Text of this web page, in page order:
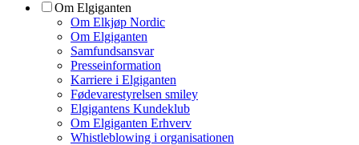
Om Elgiganten
Om Elkjøp Nordic
Om Elgiganten
Samfundsansvar
Presseinformation
Karriere i Elgiganten
Fødevarestyrelsen smiley
Elgigantens Kundeklub
Om Elgiganten Erhverv
Whistleblowing i organisationen